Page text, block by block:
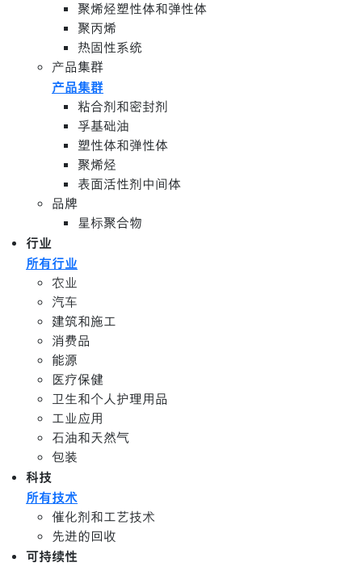
聚烯烃塑性体和弹性体
聚丙烯
热固性系统
产品集群
产品集群
粘合剂和密封剂
孚基础油
塑性体和弹性体
聚烯烃
表面活性剂中间体
品牌
星标聚合物
行业
所有行业
农业
汽车
建筑和施工
消费品
能源
医疗保健
卫生和个人护理用品
工业应用
石油和天然气
包装
科技
所有技术
催化剂和工艺技术
先进的回收
可持续性